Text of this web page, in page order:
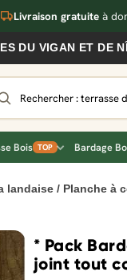
Livraison gratuiteà
ET DE NÎMES
Bois TOP Bardage
landaise / Planche à
* Pack
joint tout